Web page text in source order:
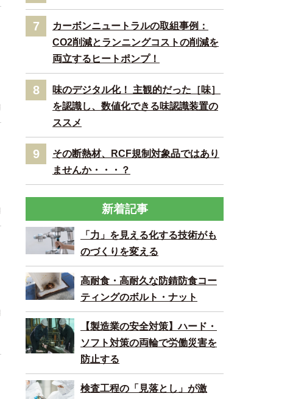
7
カーボンニュートラルの取組事例：
CO2削減とランニングコストの削減を
両立するヒートポンプ！
8
味のデジタル化！ 主観的だった［味］
を認識し、数値化できる味認識装置の
ススメ
9
その断熱材、RCF規制対象品ではあり
ませんか・・・？
新着記事
「力」を見える化する技術がも
のづくりを変える
高耐食・高耐久な防錆防食コー
ティングのボルト・ナット
【製造業の安全対策】ハード・
ソフト対策の両輪で労働災害を
防止する
検査工程の「見落とし」が激